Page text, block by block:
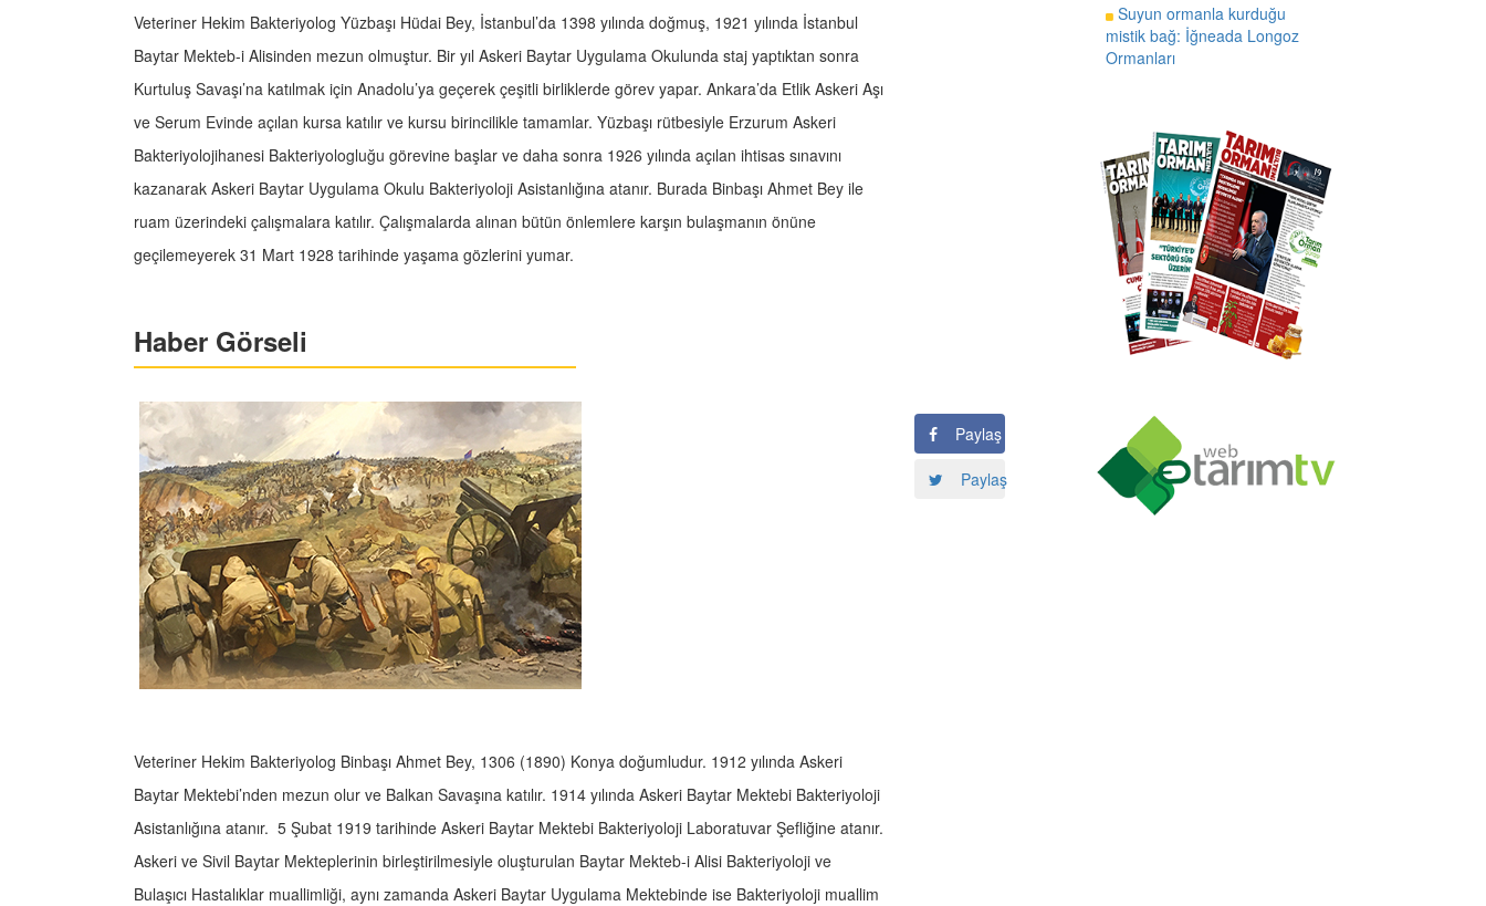
Veteriner Hekim Bakteriyolog Yüzbaşı Hüdai Bey, İstanbul’da 1398 yılında doğmuş, 1921 yılında İstanbul
Baytar Mekteb-i Alisinden mezun olmuştur. Bir yıl Askeri Baytar Uygulama Okulunda staj yaptıktan sonra
Kurtuluş Savaşı’na katılmak için Anadolu’ya geçerek çeşitli birliklerde görev yapar. Ankara’da Etlik Askeri Aşı
ve Serum Evinde açılan kursa katılır ve kursu birincilikle tamamlar. Yüzbaşı rütbesiyle Erzurum Askeri
Bakteriyolojihanesi Bakteriyologluğu görevine başlar ve daha sonra 1926 yılında açılan ihtisas sınavını
kazanarak Askeri Baytar Uygulama Okulu Bakteriyoloji Asistanlığına atanır. Burada Binbaşı Ahmet Bey ile
ruam üzerindeki çalışmalara katılır. Çalışmalarda alınan bütün önlemlere karşın bulaşmanın önüne
geçilemeyerek 31 Mart 1928 tarihinde yaşama gözlerini yumar.
Haber Görseli
Veteriner Hekim Bakteriyolog Binbaşı Ahmet Bey, 1306 (1890) Konya doğumludur. 1912 yılında Askeri
Baytar Mektebi’nden mezun olur ve Balkan Savaşına katılır. 1914 yılında Askeri Baytar Mektebi Bakteriyoloji
Asistanlığına atanır. 5 Şubat 1919 tarihinde Askeri Baytar Mektebi Bakteriyoloji Laboratuvar Şefliğine atanır.
Askeri ve Sivil Baytar Mekteplerinin birleştirilmesiyle oluşturulan Baytar Mekteb-i Alisi Bakteriyoloji ve
Bulaşıcı Hastalıklar muallimliği, aynı zamanda Askeri Baytar Uygulama Mektebinde ise Bakteriyoloji muallim
Paylaş
Paylaş
Suyun ormanla kurduğu
mistik bağ: İğneada Longoz
Ormanları